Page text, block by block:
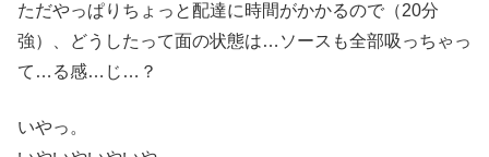
ただやっぱりちょっと配達に時間がかかるので（20分
強）、どうしたって面の状態は…ソースも全部吸っちゃっ
て…る感…じ…？
いやっ。